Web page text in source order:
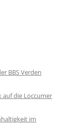
BBS Verden
auf die Loccumer
im